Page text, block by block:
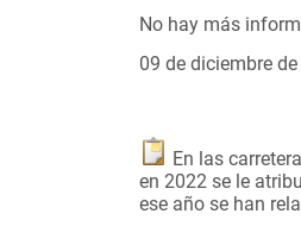
No hay más
09 de diciembre
En las
en 2022 se le
ese año se han